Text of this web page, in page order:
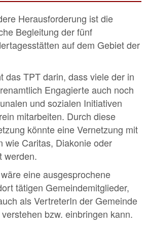
Herausforderung ist die
Begleitung der fünf
auf dem Gebiet der
das TPT darin, dass viele der in
Engagierte auch noch
und sozialen Initiativen
mitarbeiten. Durch diese
könnte eine Vernetzung mit
wie Caritas, Diakonie oder
werden.
eine ausgesprochene
tätigen Gemeindemitglieder,
als VertreterIn der Gemeinde
bzw. einbringen kann.